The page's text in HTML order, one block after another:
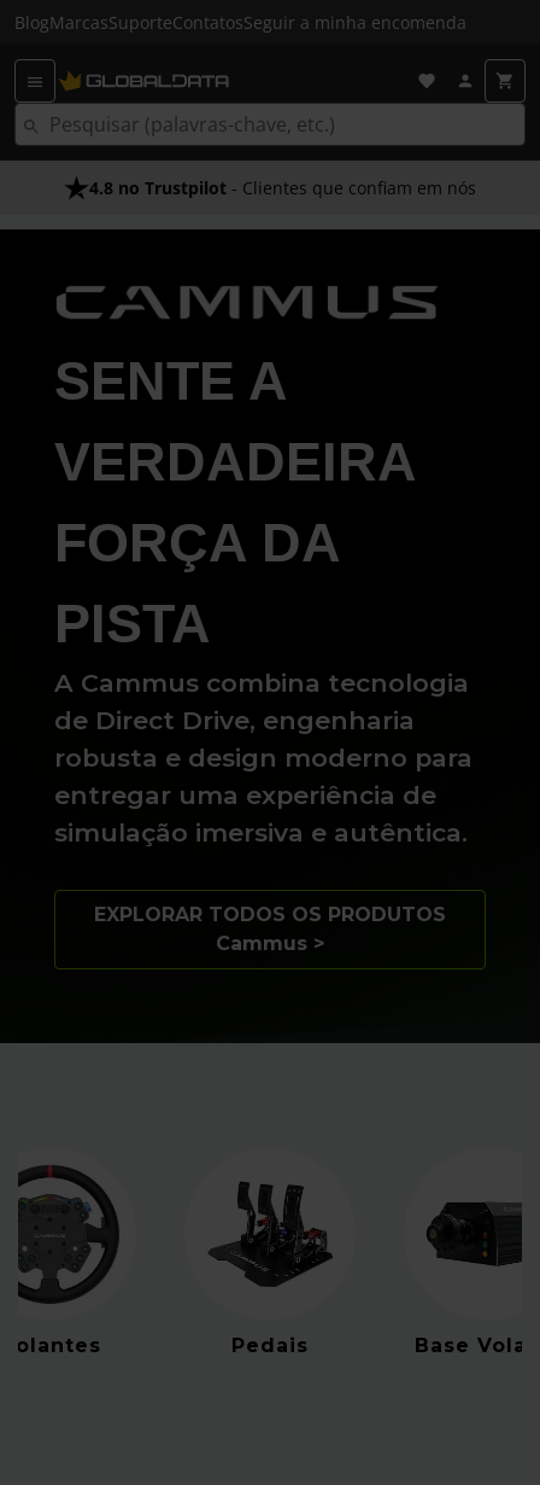
BlogMarcasSuporteContatosSeguir a minha encomenda
4.8 no Trustpilot - Clientes que confiam em nós
SENTE A
VERDADEIRA
FORÇA DA
PISTA
A Cammus combina tecnologia
de Direct Drive, engenharia
robusta e design moderno para
entregar uma experiência de
simulação imersiva e autêntica.
EXPLORAR TODOS OS PRODUTOS
Cammus >
Volantes Pedais Base